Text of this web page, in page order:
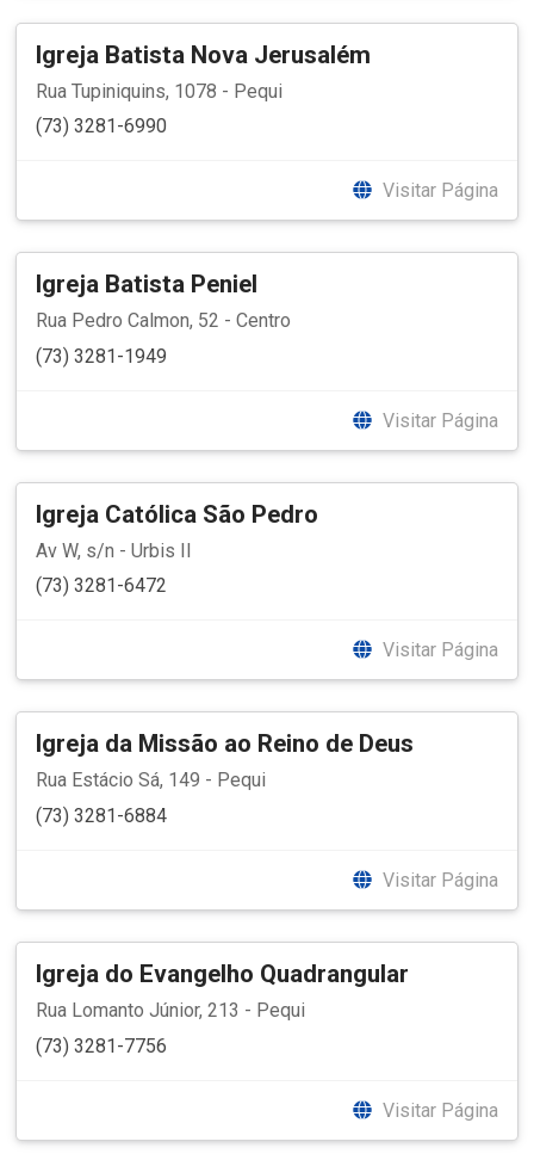
Igreja Batista Nova Jerusalém
Rua Tupiniquins, 1078 - Pequi
(73) 3281-6990
Visitar Página
Igreja Batista Peniel
Rua Pedro Calmon, 52 - Centro
(73) 3281-1949
Visitar Página
Igreja Católica São Pedro
Av W, s/n - Urbis II
(73) 3281-6472
Visitar Página
Igreja da Missão ao Reino de Deus
Rua Estácio Sá, 149 - Pequi
(73) 3281-6884
Visitar Página
Igreja do Evangelho Quadrangular
Rua Lomanto Júnior, 213 - Pequi
(73) 3281-7756
Visitar Página